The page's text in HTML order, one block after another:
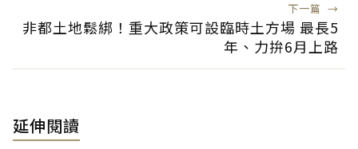
下一篇 →
非都土地鬆綁！重大政策可設臨時土方場 最長5
年、力拚6月上路
延伸閱讀